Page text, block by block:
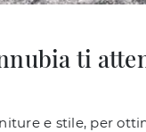
ti
e stile, per